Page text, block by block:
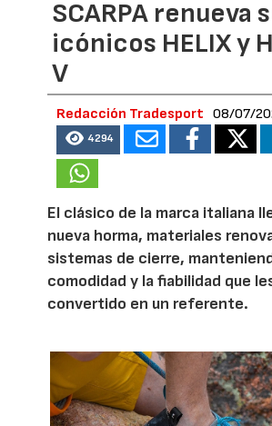
SCARPA renueva
icónicos HELIX y
V
Redacción Tradesport 08/07/
4294
El clásico de la marca italiana
nueva horma, materiales
sistemas de cierre,
comodidad y la fiabilidad que
convertido en un referente.